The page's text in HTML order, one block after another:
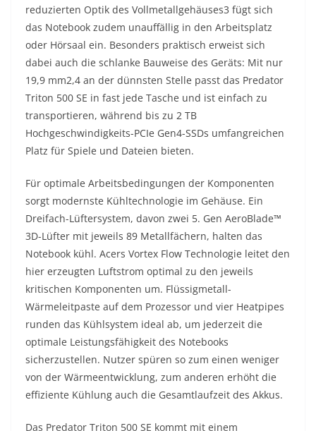
reduzierten Optik des Vollmetallgehäuses3 fügt sich
das Notebook zudem unauffällig in den Arbeitsplatz
oder Hörsaal ein. Besonders praktisch erweist sich
dabei auch die schlanke Bauweise des Geräts: Mit nur
19,9 mm2,4 an der dünnsten Stelle passt das Predator
Triton 500 SE in fast jede Tasche und ist einfach zu
transportieren, während bis zu 2 TB
Hochgeschwindigkeits-PCIe Gen4-SSDs umfangreichen
Platz für Spiele und Dateien bieten.
Für optimale Arbeitsbedingungen der Komponenten
sorgt modernste Kühltechnologie im Gehäuse. Ein
Dreifach-Lüftersystem, davon zwei 5. Gen AeroBlade™
3D-Lüfter mit jeweils 89 Metallfächern, halten das
Notebook kühl. Acers Vortex Flow Technologie leitet den
hier erzeugten Luftstrom optimal zu den jeweils
kritischen Komponenten um. Flüssigmetall-
Wärmeleitpaste auf dem Prozessor und vier Heatpipes
runden das Kühlsystem ideal ab, um jederzeit die
optimale Leistungsfähigkeit des Notebooks
sicherzustellen. Nutzer spüren so zum einen weniger
von der Wärmeentwicklung, zum anderen erhöht die
effiziente Kühlung auch die Gesamtlaufzeit des Akkus.
Das Predator Triton 500 SE kommt mit einem